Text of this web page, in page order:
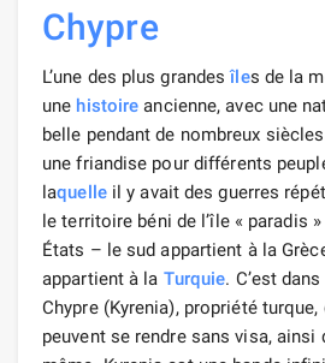
Chypre
L’une des plus grandesîles de la
une histoire ancienne, avec une
belle pendant de nombreux
une friandise pour différents
laquelleil y avait des guerres
le territoire béni de l’île « paradis »
États – le sud appartient à la
appartient à la Turquie. C’est
Chypre (Kyrenia), propriété
peuvent se rendre sans visa, ainsi